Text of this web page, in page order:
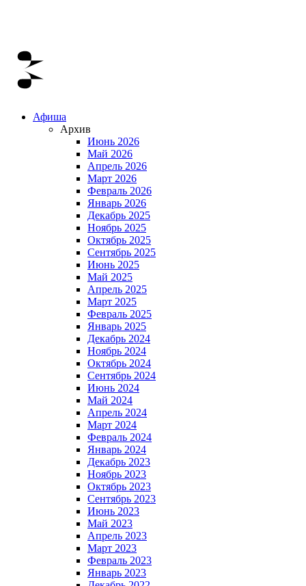
Афиша
Архив
Июнь 2026
Май 2026
Апрель 2026
Март 2026
Февраль 2026
Январь 2026
Декабрь 2025
Ноябрь 2025
Октябрь 2025
Сентябрь 2025
Июнь 2025
Май 2025
Апрель 2025
Март 2025
Февраль 2025
Январь 2025
Декабрь 2024
Ноябрь 2024
Октябрь 2024
Сентябрь 2024
Июнь 2024
Май 2024
Апрель 2024
Март 2024
Февраль 2024
Январь 2024
Декабрь 2023
Ноябрь 2023
Октябрь 2023
Сентябрь 2023
Июнь 2023
Май 2023
Апрель 2023
Март 2023
Февраль 2023
Январь 2023